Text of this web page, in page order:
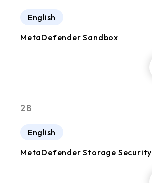
English
MetaDefender Sandbox
28
English
MetaDefender Storage Security